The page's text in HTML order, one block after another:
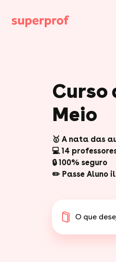
Curso
Meio
🥇 A nata das
💻 14
🔒 100% seguro
✏️ Passe Aluno
O que